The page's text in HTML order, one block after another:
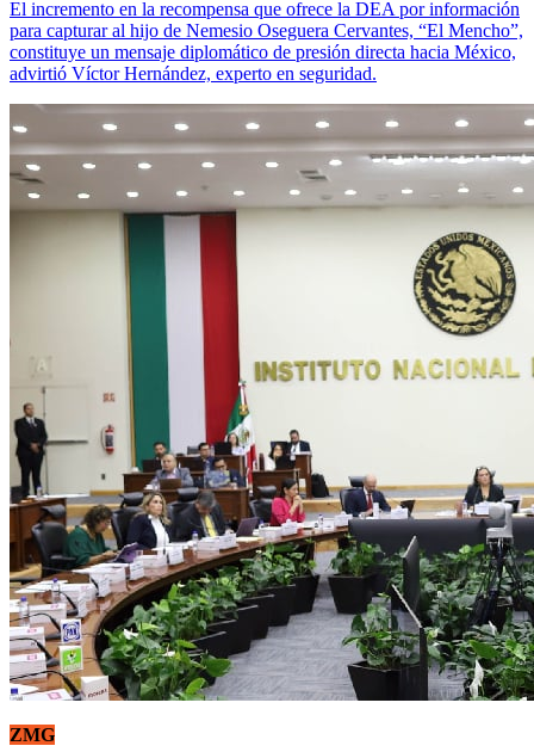
El incremento en la recompensa que ofrece la DEA por información
para capturar al hijo de Nemesio Oseguera Cervantes, “El Mencho”,
constituye un mensaje diplomático de presión directa hacia México,
advirtió Víctor Hernández, experto en seguridad.
ZMG